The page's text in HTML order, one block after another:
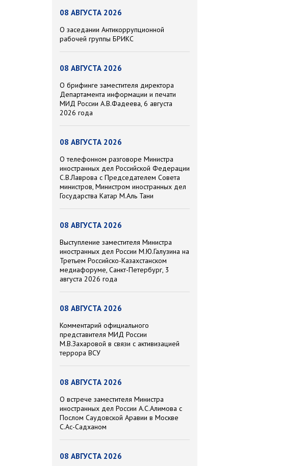
08 АВГУСТА 2026
О заседании Антикоррупционной
рабочей группы БРИКС
08 АВГУСТА 2026
О брифинге заместителя директора
Департамента информации и печати
МИД России А.В.Фадеева, 6 августа
2026 года
08 АВГУСТА 2026
О телефонном разговоре Министра
иностранных дел Российской Федерации
С.В.Лаврова с Председателем Совета
министров, Министром иностранных дел
Государства Катар М.Аль Тани
08 АВГУСТА 2026
Выступление заместителя Министра
иностранных дел России М.Ю.Галузина на
Третьем Российско-Казахстанском
медиафоруме, Санкт-Петербург, 3
августа 2026 года
08 АВГУСТА 2026
Комментарий официального
представителя МИД России
М.В.Захаровой в связи с активизацией
террора ВСУ
08 АВГУСТА 2026
О встрече заместителя Министра
иностранных дел России А.С.Алимова с
Послом Саудовской Аравии в Москве
С.Ас-Садханом
08 АВГУСТА 2026